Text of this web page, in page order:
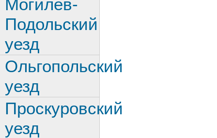
Могилев-
Подольский
уезд
Ольгопольский
уезд
Проскуровский
уезд